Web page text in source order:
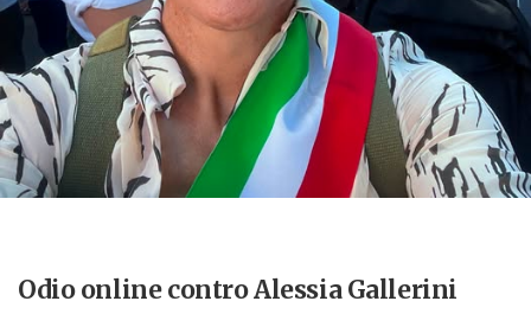
Odio online contro Alessia Gallerini